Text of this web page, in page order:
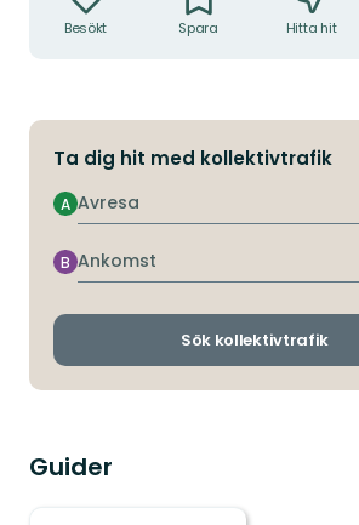
Besökt Spara Hitta hit
Ta dig hit med kollektivtrafik
Avresa
A
Ankomst
B
Sök kollektivtrafik
Guider